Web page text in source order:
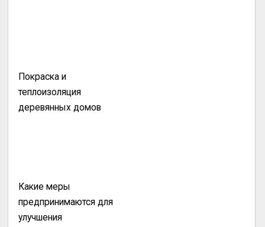
Покраска и
теплоизоляция
деревянных домов
Какие меры
предпринимаются для
улучшения